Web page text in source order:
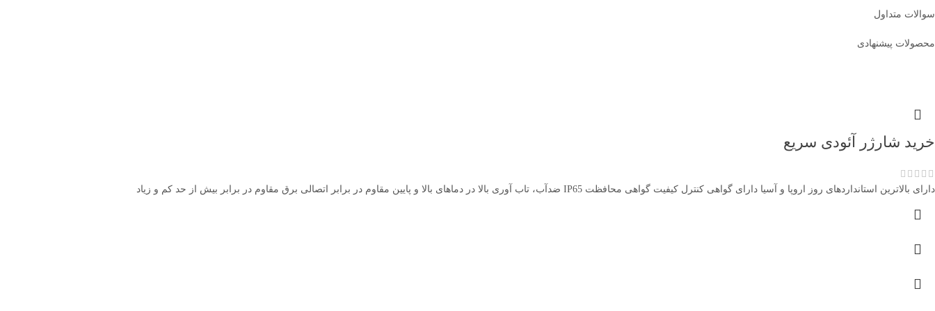
سوالات متداول
محصولات پیشنهادی
خرید شارژر آئودی سریع
دارای بالاترین استانداردهای روز اروپا و آسیا دارای گواهی کنترل کیفیت گواهی محافظت IP65 ضدآب، تاب آوری بالا در دماهای بالا و پایین مقاوم در برابر اتصالی برق مقاوم در برابر بیش از حد کم و زیاد